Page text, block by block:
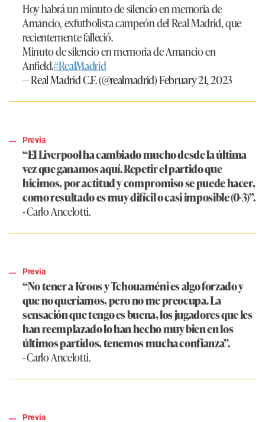
Hoy habrá un minuto de silencio en memoria de
Amancio, exfutbolista campeón del Real Madrid, que
recientemente falleció.
Minuto de silencio en memoria de Amancio en
Anfield.#RealMadrid
— Real Madrid C.F. (@realmadrid)February 21, 2023
Previa
“El Liverpool ha cambiado mucho desde la última
vez que ganamos aquí. Repetir el partido que
hicimos, por actitud y compromiso se puede hacer,
como resultado es muy difícil o casi imposible (0-3)”.
- Carlo Ancelotti.
Previa
“No tener a Kroos y Tchouaméni es algo forzado y
que no queríamos, pero no me preocupa. La
sensación que tengo es buena, los jugadores que les
han reemplazado lo han hecho muy bien en los
últimos partidos, tenemos mucha confianza”.
- Carlo Ancelotti.
Previa